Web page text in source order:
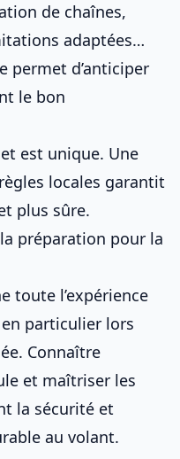
de chaînes,
adaptées…
permet d’anticiper
le bon
est unique. Une
locales garantit
plus sûre.
préparation pour la
toute l’expérience
particulier lors
Connaître
et maîtriser les
la sécurité et
au volant.